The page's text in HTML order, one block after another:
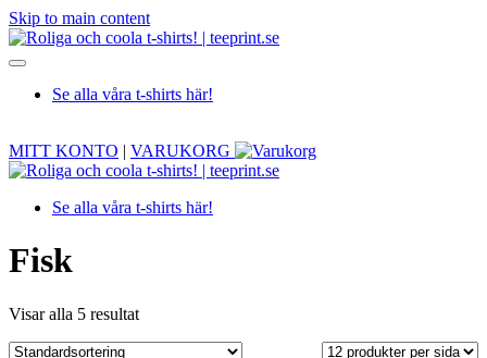
Skip to main content
Se alla våra t-shirts här!
MITT KONTO | VARUKORG
Se alla våra t-shirts här!
Fisk
Visar alla 5 resultat